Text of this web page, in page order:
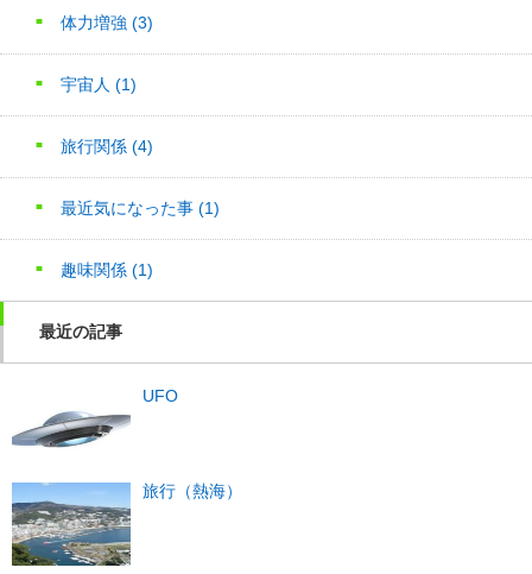
体力増強 (3)
宇宙人 (1)
旅行関係 (4)
最近気になった事 (1)
趣味関係 (1)
最近の記事
UFO
旅行（熱海）